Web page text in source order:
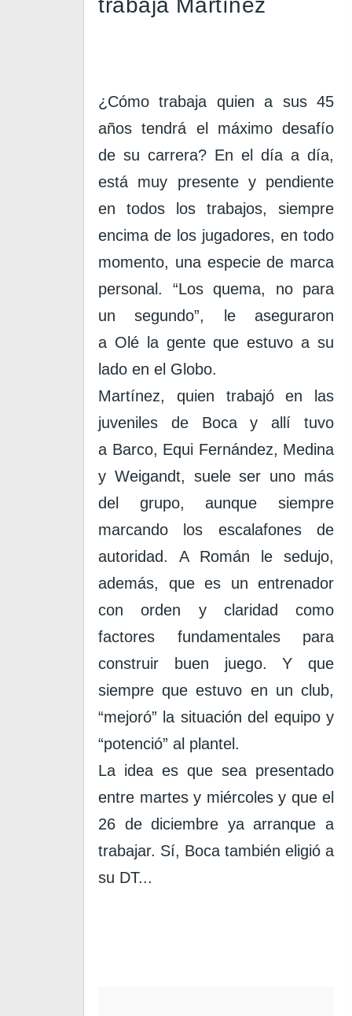
trabaja Martínez
¿Cómo trabaja quien a sus 45
años tendrá el máximo desafío
de su carrera? En el día a día,
está muy presente y pendiente
en todos los trabajos, siempre
encima de los jugadores, en todo
momento, una especie de marca
personal. “Los quema, no para
un segundo”, le aseguraron
a Olé
la gente que estuvo a su
lado en el Globo.
Martínez, quien trabajó en las
juveniles de Boca y allí tuvo
a Barco, Equi Fernández, Medina
y Weigandt, suele ser uno más
del grupo, aunque siempre
marcando los escalafones de
autoridad. A Román le sedujo,
además, que es un entrenador
con orden y claridad como
factores fundamentales para
construir buen juego. Y que
siempre que estuvo en un club,
“mejoró” la situación del equipo y
“potenció” al plantel.
La idea es que sea presentado
entre martes y miércoles y que el
26 de diciembre ya arranque a
trabajar. Sí, Boca también eligió a
su DT...